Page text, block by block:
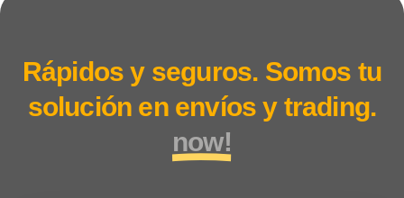
Rápidos y seguros. Somos tu
solución en envíos y trading.
now!